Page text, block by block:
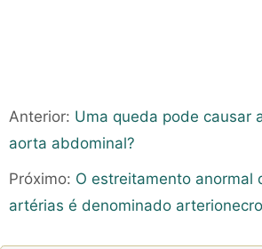
Anterior: Uma queda pode causar
aorta abdominal?
Próximo: O estreitamento anormal
artérias é denominado